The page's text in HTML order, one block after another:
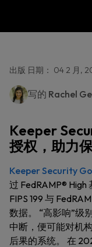
出版 日期： 04 2 月,
写的 Rachel
Keeper
授权，助力
Keeper Security
过 FedRAMP®
FIPS 199 与
数据。 “高影响”级
中断，便可能对机
后果的系统。 在